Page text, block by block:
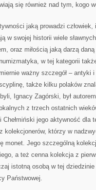
się również nad tym, kogo
jaką prowadzi
w swojej historii wiele
oraz miłością jaką darzą
w tej kategorii
ważny szczegół – antyki
także kilku polaków
Ignacy Zagórski, był
z trzech ostatnich
jego aktywność dla
kolekcjonerów, którzy w
Jego szczególną
a też cenna kolekcja z
istotną osobą w tej
Państwowej.